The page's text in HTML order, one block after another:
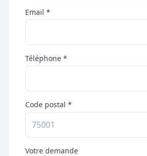
Email *
Téléphone *
Code postal *
Votre demande